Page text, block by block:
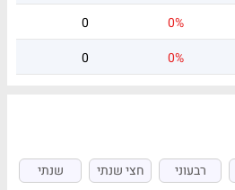
0%
0
0%
0
רבעוני חצי שנתי שנתי